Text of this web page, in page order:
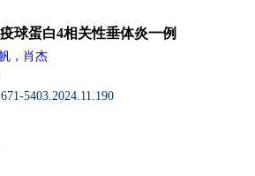
球蛋白4相关性垂体炎一例
，肖杰
5403.2024.11.190